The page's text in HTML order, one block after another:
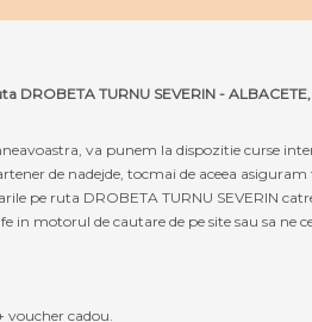
DROBETA TURNU SEVERIN -
va punem la dispozitie curse
de nadejde, tocmai de aceea
pe ruta DROBETA TURNU SEVERIN
motorul de cautare de pe site sau sa ne
cadou.